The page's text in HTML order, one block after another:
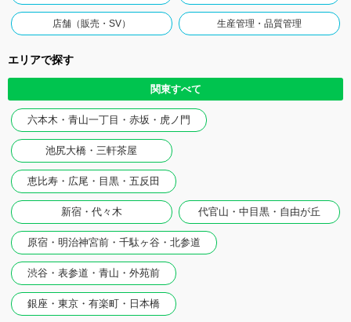
店舗（販売・SV） 生産管理・品質管理
エリアで探す
関東すべて
六本木・青山一丁目・赤坂・虎ノ門
池尻大橋・三軒茶屋
恵比寿・広尾・目黒・五反田
新宿・代々木 代官山・中目黒・自由が丘
原宿・明治神宮前・千駄ヶ谷・北参道
渋谷・表参道・青山・外苑前
銀座・東京・有楽町・日本橋